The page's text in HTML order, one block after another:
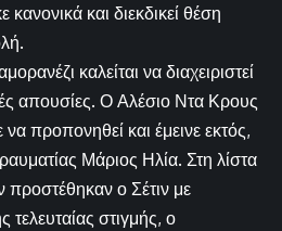
και διεκδικεί θέση
καλείται να διαχειριστεί
απουσίες. Ο Αλέσιο Ντα Κρους
προπονηθεί και έμεινε εκτός,
Μάριος Ηλία. Στη λίστα
ο Σέτιν με
τελευταίας στιγμής, ο